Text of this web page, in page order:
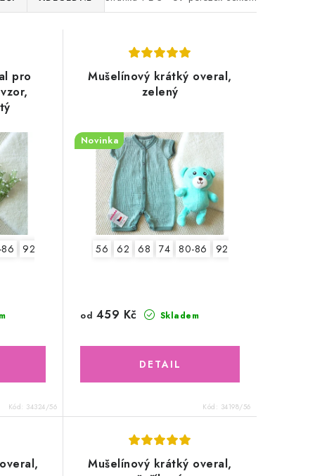
pro
92-98
Kód: 34324/56
Mušelínový krátký overal,
zelený
Novinka
56 62 68 74 80-86 92-98
Skladem
od 459 Kč
Kód: 34198/56
Mušelínový krátký overal,